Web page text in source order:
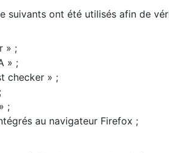
suivants ont été utilisés afin de
» ;
» ;
checker » ;
;
au navigateur Firefox ;